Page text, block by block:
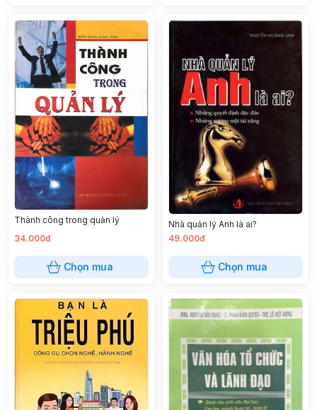
Thành công trong quản lý
34.000đ
Chọn mua
Nhà quản lý Anh là ai?
49.000đ
Chọn mua